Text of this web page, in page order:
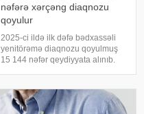
nəfərə xərçəng diaqnozu
qoyulur
2025-ci ildə ilk dəfə bədxassəli
yenitörəmə diaqnozu qoyulmuş
15 144 nəfər qeydiyyata alınıb.
Komitəsindən məlumat verilib.
Məlumata görə, ilk dəfə diaqnoz